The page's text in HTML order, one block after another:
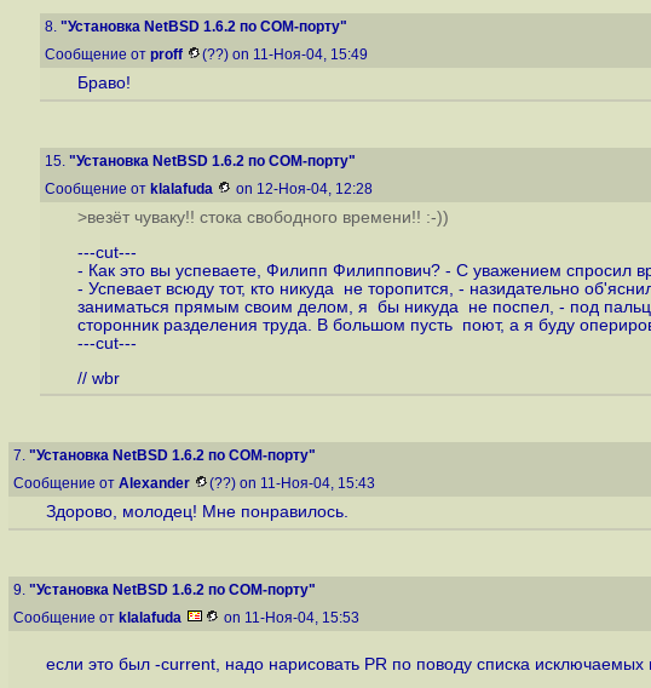
8. "Установка NetBSD 1.6.2 по COM-порту"
Сообщение от proff (??) on 11-Ноя-04, 15:49
Браво!
15. "Установка NetBSD 1.6.2 по COM-порту"
Сообщение от klalafuda on 12-Ноя-04, 12:28
>везёт чуваку!! стока свободного времени!! :-))
---cut---
- Как это вы успеваете, Филипп Филиппович? - С уважением спросил
- Успевает всюду тот, кто никуда не торопится, - назидательно
заниматься прямым своим делом, я бы никуда не поспел, - под
сторонник разделения труда. В большом пусть поют, а я буду
---cut---
// wbr
7. "Установка NetBSD 1.6.2 по COM-порту"
Сообщение от Alexander (??) on 11-Ноя-04, 15:43
Здорово, молодец! Мне понравилось.
9. "Установка NetBSD 1.6.2 по COM-порту"
Сообщение от klalafuda on 11-Ноя-04, 15:53
если это был -current, надо нарисовать PR по поводу списка